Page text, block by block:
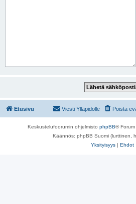
Etusivu Poista
Viesti Ylläpidolle
Keskustelufoorumin ohjelmisto phpBB®
Käännös: phpBB Suomi (lurttinen,
Yksityisyys | Ehdot